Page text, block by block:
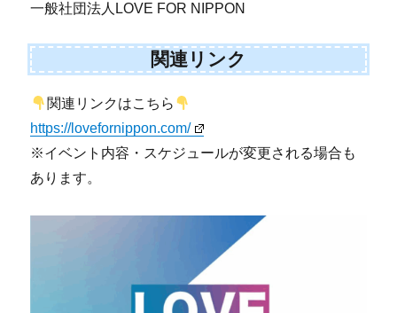
一般社団法人LOVE FOR NIPPON
関連リンク
関連リンクはこちら
https://lovefornippon.com/
※イベント内容・スケジュールが変更される場合も
あります。